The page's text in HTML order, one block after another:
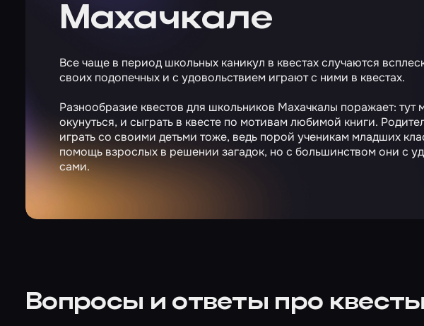
Махачкале
Все чаще в период школьных каникул в квестах случаются
своих подопечных и с удовольствием играют с ними в квестах.
Разнообразие квестов для школьников Махачкалы поражает:
окунуться, и сыграть в квесте по мотивам любимой книги.
играть со своими детьми тоже, ведь порой ученикам младших
помощь взрослых в решении загадок, но с большинством они с
сами.
Вопросы и ответы про